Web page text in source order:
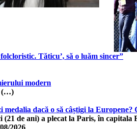
Tăticu’, să o luăm sincer”
modern
(…)
medalia dacă o să câștigi la Europene?
(21 de ani) a plecat la Paris, în
2026